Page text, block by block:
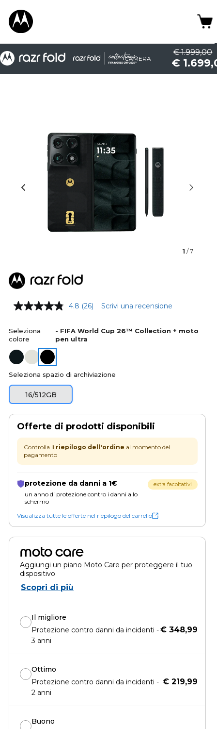
CAMERA
€ 1.999,00
€
1 / 7
4.8 (26) Scrivi una recensione
Seleziona
colore
- FIFA World Cup 26™ Collection + moto
pen ultra
Seleziona spazio di archiviazione
16/512GB
Offerte di prodotti disponibili
Controlla il riepilogo dell'ordine al momento del
pagamento
protezione da danni a 1€
un anno di protezione contro i danni allo
schermo
extra facoltativi
Visualizza tutte le offerte nel riepilogo del carrello
moto care
Aggiungi un piano Moto Care per proteggere il tuo
dispositivo
Scopri di più
Il migliore
Protezione contro danni da incidenti -
3 anni
€ 348,99
Ottimo
Protezione contro danni da incidenti -
2 anni
€ 219,99
Buono